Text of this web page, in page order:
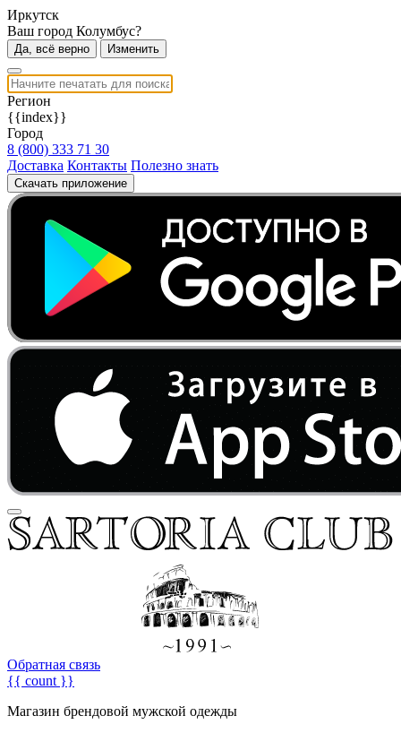
Иркутск
Ваш город Колумбус?
Да, всё верно Изменить
Регион
{{index}}
Город
8 (800) 333 71 30
Доставка Контакты Полезно знать
Скачать приложение
Обратная связь
{{ count }}
Магазин брендовой мужской одежды